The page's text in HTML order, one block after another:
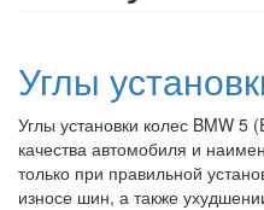
Углы
Углы установки колес BMW
качества автомобиля и
только при правильной
износе шин, а также